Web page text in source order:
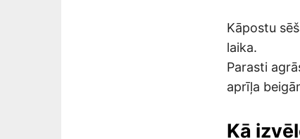
Kāpostu
laika.
Parasti
aprīļa
Kā